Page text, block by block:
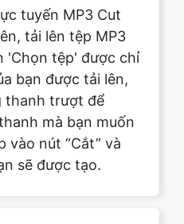
bạn được tải lên,
thanh trượt để
mà bạn muốn
vào nút “Cắt” và
sẽ được tạo.
phần của